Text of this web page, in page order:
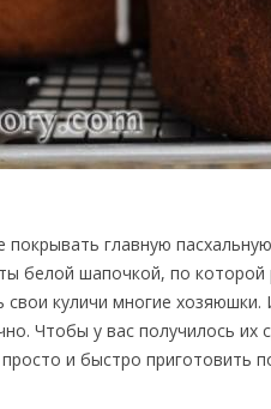
покрывать главную
белой шапочкой, по
куличи многие
Чтобы у вас получилось
и быстро приготовить